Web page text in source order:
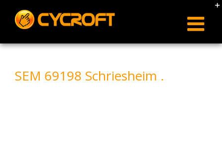
content
SEM 69198 Schriesheim .